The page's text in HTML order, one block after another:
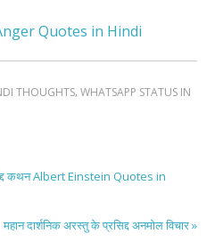
Anger Quotes in Hindi
THOUGHTS, WHATSAPP STATUS IN
कथन Albert Einstein Quotes in
महान दार्शनिक अरस्तु के प्रसिद्द अनमोल विचार »